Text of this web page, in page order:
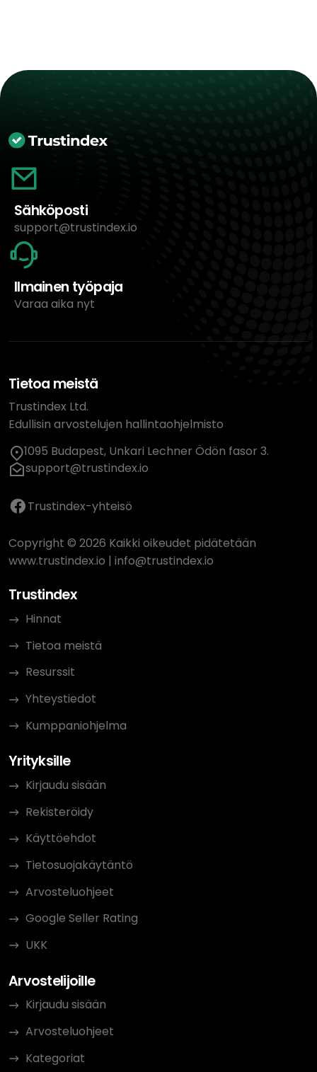
Sähköposti
support@trustindex.io
Ilmainen työpaja
Varaa aika nyt
Tietoa meistä
Trustindex Ltd.
Edullisin arvostelujen hallintaohjelmisto
1095 Budapest, Unkari Lechner Ödön fasor 3.
support@trustindex.io
Trustindex-yhteisö
Copyright © 2026 Kaikki oikeudet pidätetään
www.trustindex.io | info@trustindex.io
Trustindex
Hinnat
Tietoa meistä
Resurssit
Yhteystiedot
Kumppaniohjelma
Yrityksille
Kirjaudu sisään
Rekisteröidy
Käyttöehdot
Tietosuojakäytäntö
Arvosteluohjeet
Google Seller Rating
UKK
Arvostelijoille
Kirjaudu sisään
Arvosteluohjeet
Kategoriat